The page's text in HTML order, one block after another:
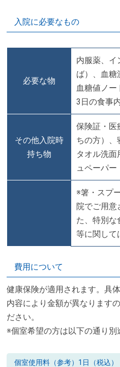
入院に必要なもの
必要な物
内服薬、イ
ば）、血糖
血糖値ノー
3日の食事
その他入院時
持ち物
保険証・医
ちの方）、
タオル洗面
ュペーパー
※箸・スプ
院でご用意
た、特別な
等に関して
費用について
健康保険が適用されます。具
内容により金額が異なります
ださい。
※個室希望の方は以下の通り別
個室使用料（参考）1日（税込）